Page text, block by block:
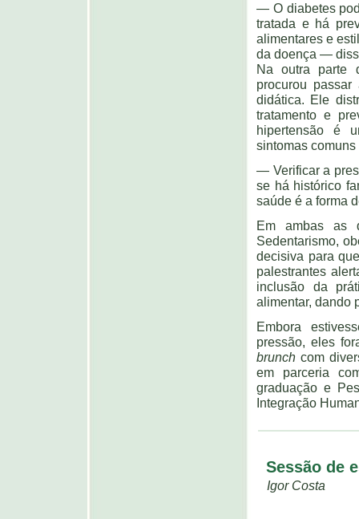
— O diabetes
tratada e há
alimentares e
da doença —
Na outra parte
procurou
didática. Ele
tratamento e
hipertensão é
sintomas
— Verificar a
se há histórico
saúde é a forma
Em ambas as
Sedentarismo,
decisiva para
palestrantes
inclusão da
alimentar, dando
Embora
pressão, eles
brunch com
em parceria
graduação e
Integração
Sessão de
Igor Costa